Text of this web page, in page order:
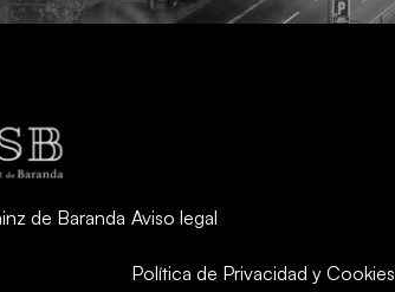
de Baranda Aviso legal
Política de Privacidad y Cookies